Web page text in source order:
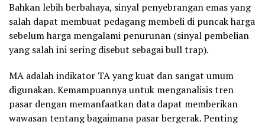
Bahkan lebih berbahaya, sinyal penyebrangan emas yang
salah dapat membuat pedagang membeli di puncak harga
sebelum harga mengalami penurunan (sinyal pembelian
yang salah ini sering disebut sebagai bull trap).
MA adalah indikator TA yang kuat dan sangat umum
digunakan. Kemampuannya untuk menganalisis tren
pasar dengan memanfaatkan data dapat memberikan
wawasan tentang bagaimana pasar bergerak. Penting